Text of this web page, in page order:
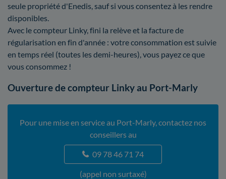
seule propriété d'Enedis, sauf si vous consentez à les rendre
disponibles.
Avec le compteur Linky, fini la relève et la facture de
régularisation en fin d'année : votre consommation est suivie
en temps réel (toutes les demi-heures), vous payez ce que
vous consommez !
Ouverture de compteur Linky au Port-Marly
Pour une mise en service au Port-Marly, contactez nos
conseillers au
09 78 46 71 74
(appel non surtaxé)